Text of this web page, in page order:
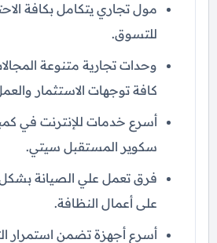
مول تجاري يتكامل بكافة
للتسوق.
وحدات تجارية متنوعة
كافة توجهات الاستثمار
أسرع خدمات للإنترنت في
سكوير المستقبل سيتي.
فرق تعمل علي الصيانة
على أعمال النظافة.
أسرع أجهزة تضمن استمرار